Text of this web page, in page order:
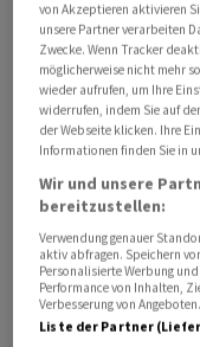
16:35
Die US-Börsen
Rekordjagd unter
Spannungen
dem Iran, weiter
Zolldrohungen von
für eine nicht
Nasdaq 100gelang
DerNasdaq 100
von Akzeptieren aktivieren
unsere Partner verarbeiten
Zwecke. Wenn Tracker
möglicherweise nicht mehr
wieder aufrufen, um Ihre
widerrufen, indem Sie auf
der Webseite klicken. Ihre
Informationen finden Sie in
Wir und unsere
bereitzustellen:
Verwendung genauer
aktiv abfragen. Speichern
Personalisierte Werbung
Performance von Inhalten,
Verbesserung von Angeboten.
Liste der Partner